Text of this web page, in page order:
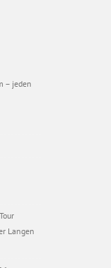
– jeden
Langen